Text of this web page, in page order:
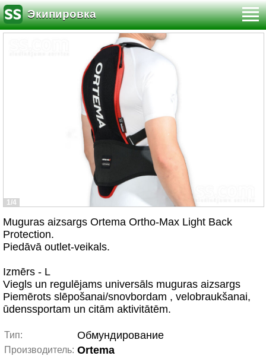
Экипировка
1/4
Muguras aizsargs Ortema Ortho-Max Light Back
Protection.
Piedāvā outlet-veikals.
Izmērs - L
Viegls un regulējams universāls muguras aizsargs
Piemērots slēpošanai/snovbordam , velobraukšanai,
ūdenssportam un citām aktivitātēm.
Тип: Обмундирование
Производитель: Ortema